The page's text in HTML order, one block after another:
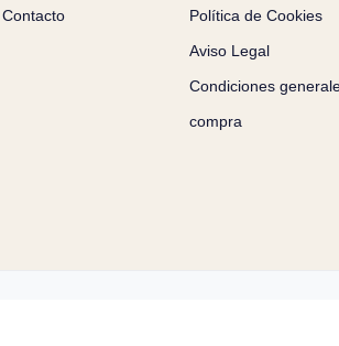
Contacto
Política de Cookies
Aviso Legal
Condiciones
compra